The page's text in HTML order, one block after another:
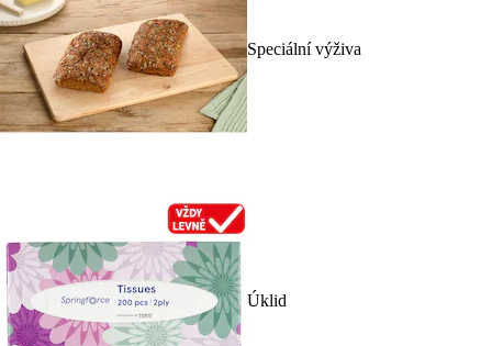
Speciální výživa
Úklid